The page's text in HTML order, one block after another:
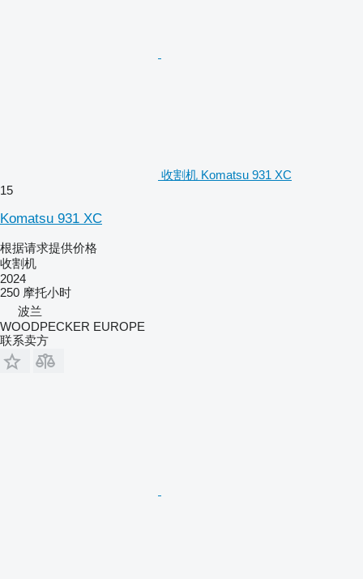
收割机 Komatsu 931 XC
15
Komatsu 931 XC
根据请求提供价格
收割机
2024
250 摩托小时
波兰
WOODPECKER EUROPE
联系卖方